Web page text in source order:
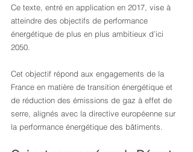
Ce texte, entré en application en 2017, vise à
atteindre des objectifs de performance
énergétique de plus en plus ambitieux d’ici
2050.
Cet objectif répond aux engagements de la
France en matière de transition énergétique et
de réduction des émissions de gaz à effet de
serre, alignés avec la directive européenne sur
la performance énergétique des bâtiments.